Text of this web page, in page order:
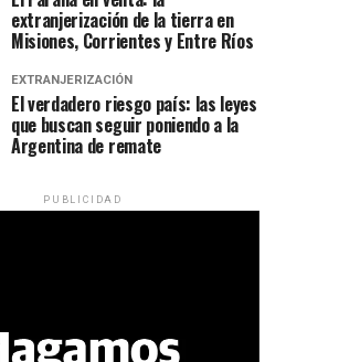
extranjerización de la tierra en
Misiones, Corrientes y Entre Ríos
EXTRANJERIZACIÓN
El verdadero riesgo país: las leyes
que buscan seguir poniendo a la
Argentina de remate
PUBLICIDAD